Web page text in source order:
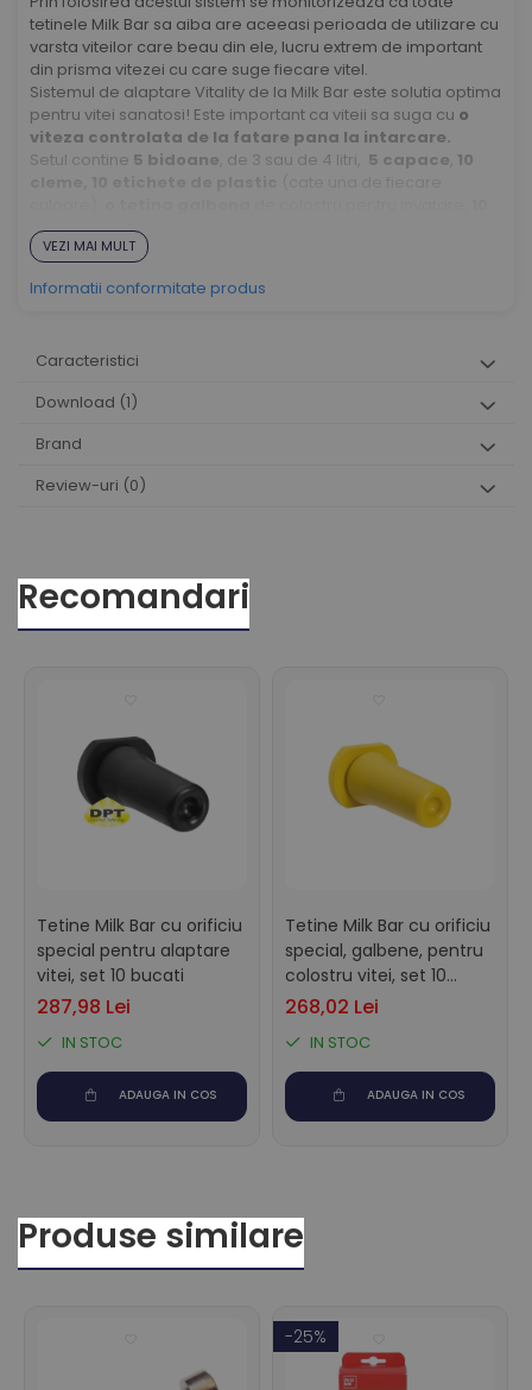
tetinele Milk Bar sa aiba are aceeasi perioada de utilizare cu
varsta viteilor care beau din ele, lucru extrem de important
din prisma vitezei cu care suge fiecare vitel.
Sistemul de alaptare Vitality de la Milk Bar este solutia optima
pentru vitei sanatosi! Este important ca viteii sa suga cu o
viteza controlata de la fatare pana la intarcare.
Setul contine 5 bidoane , de 3 sau de 4 litri, 5 capace 10
tetine Milk Bar negre
bidoanelor pe grilajul cusetelor.
conduce lainchiderea gutierei esofagiene
VEZI MAI MULT
Informatii conformitate produs
Caracteristici
Download (1)
Brand
Review-uri (0)
Recomandari
Tetine Milk Bar cu orificiu
special pentru alaptare
vitei, set 10 bucati
287,98 Lei
IN STOC
ADAUGA IN COS
Tetine Milk Bar cu orificiu
special, galbene, pentru
colostru vitei, set 10
bucati
268,02 Lei
IN STOC
ADAUGA IN COS
Produse similare
-25%